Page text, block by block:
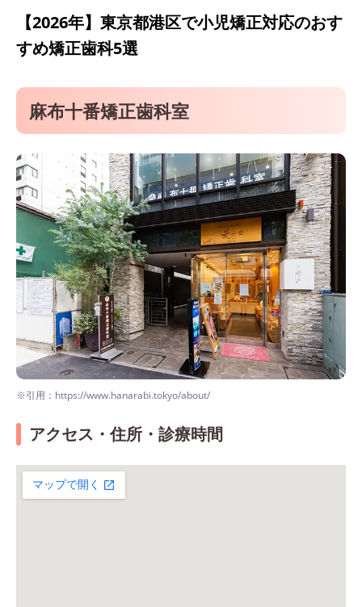
赤坂B&S歯科・矯正歯科
【2026年】 東京都港区で小児矯正対応のおす
すめ矯正歯科5選
麻布十番矯正歯科室
※引用：https://www.hanarabi.tokyo/about/
アクセス・住所・診療時間